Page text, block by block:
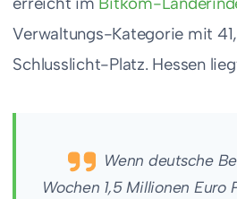
Verwaltungs-Kategorie mit
Schlusslicht-Platz. Hessen
Wenn deutsche
Wochen 1,5 Millionen Euro